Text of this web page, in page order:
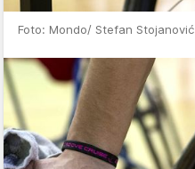
Foto: Mondo/ Stefan Stojanović